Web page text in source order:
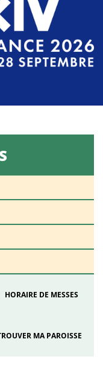
HORAIRE DE MESSES
MA PAROISSE